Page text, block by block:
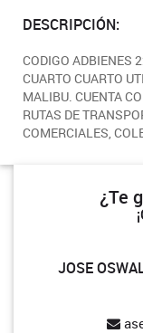
DESCRIPCIÓN:
CODIGO ADBIENES
CUARTO CUARTO
MALIBU. CUENTA
RUTAS DE
COMERCIALES,
¿Te
JOSE